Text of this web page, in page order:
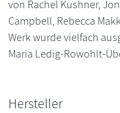
von Rachel Kushner,
Campbell, Rebecca
Werk wurde vielfach
Maria Ledig-Rowohlt-
Hersteller